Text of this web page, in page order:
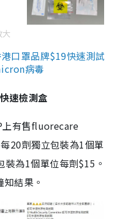
口罩品牌$19快速測試
病毒
速檢測盒
上有售fluorecare
20劑獨立包裝為1個單
為1個單位每劑$15。
結果。